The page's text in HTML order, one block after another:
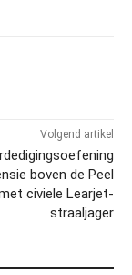
Volgend artikel
boven de Peel
civiele Learjet-
straaljager